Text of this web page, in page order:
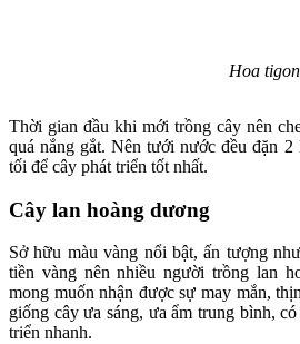
Hoa
Thời gian đầu khi mới trồng cây nên
quá nắng gắt. Nên tưới nước đều đặn 2
tối để cây phát triển tốt nhất.
Cây lan hoàng dương
Sở hữu màu vàng nổi bật, ấn tượng
tiền vàng nên nhiều người trồng lan
mong muốn nhận được sự may mắn,
giống cây ưa sáng, ưa ẩm trung bình,
triển nhanh.